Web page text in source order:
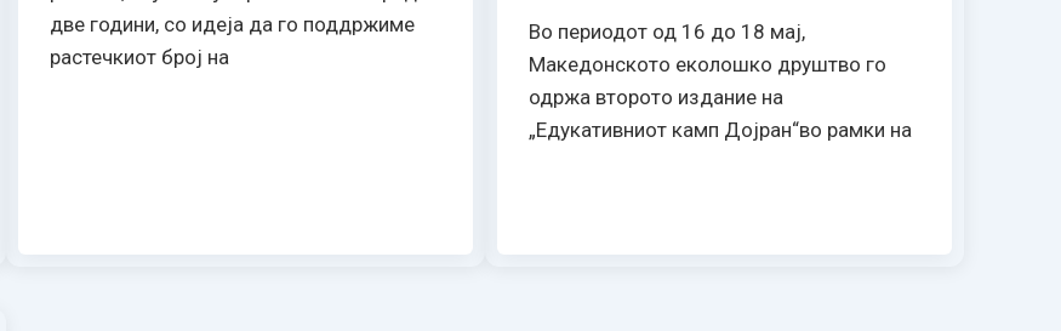
две години, со идеја да го поддржиме
растечкиот број на
Во периодот од 16 до 18 мај,
Македонското еколошко друштво го
одржа второто издание на
„Едукативниот камп Дојран“во рамки на